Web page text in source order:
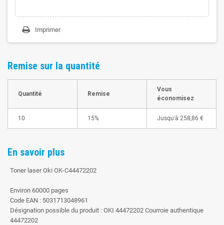
Imprimer
Remise sur la quantité
Quantité Remise
Vous
économisez
10 15% Jusqu'à 258,86 €
En savoir plus
Toner laser Oki OK-C44472202
Environ 60000 pages
Code EAN : 5031713048961
Désignation possible du produit : OKI 44472202 Courroie authentique
44472202